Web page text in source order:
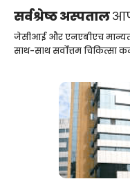
सर्वश्रेष्ठ अस्पताल
जेसीआई और एनएबीएच
साथ-साथ सर्वोत्तम चिकित्सा